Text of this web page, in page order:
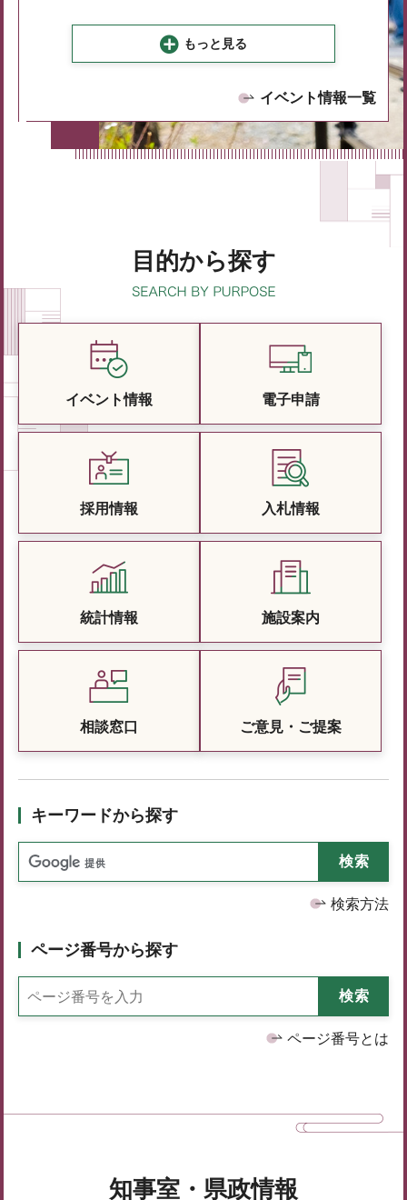
もっと見る
イベント情報一覧
目的から探す
イベント情報 電子申請
採用情報 入札情報
統計情報 施設案内
相談窓口 ご意見・ご提案
キーワードから探す
検索方法
ページ番号から探す
ページ番号とは
知事室・県政情報